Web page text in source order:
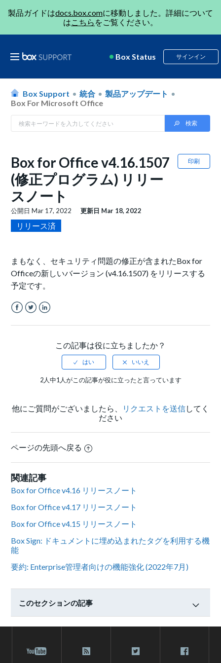
製品ガイドはdocs.box.comに移動しました。詳細について
はこちら をご覧ください。
Box Status サインイン
Box Support 統合
製品アップデート
Box For Microsoft Office
印刷
Box for Office v4.16.1507
(修正プログラム) リリー
スノート
公開日Mar 17, 2022 更新日 Mar 18, 2022
リリース済
まもなく、セキュリティ問題の修正が含まれたBox for
Officeの新しいバージョン (v4.16.1507) をリリースする
予定です。
この記事は役に立ちましたか？
2人中1人がこの記事が役に立ったと言っています
他にご質問がございましたら、 リクエストを送信してく
ださい
ページの先頭へ戻る
関連記事
Box for Office v4.16 リリースノート
Box for Office v4.17 リリースノート
Box for Office v4.15 リリースノート
Box Sign: ドキュメントに埋め込まれたタグを利用する機
能
要約: Enterprise管理者向けの機能強化 (2022年7月)
このセクションの記事